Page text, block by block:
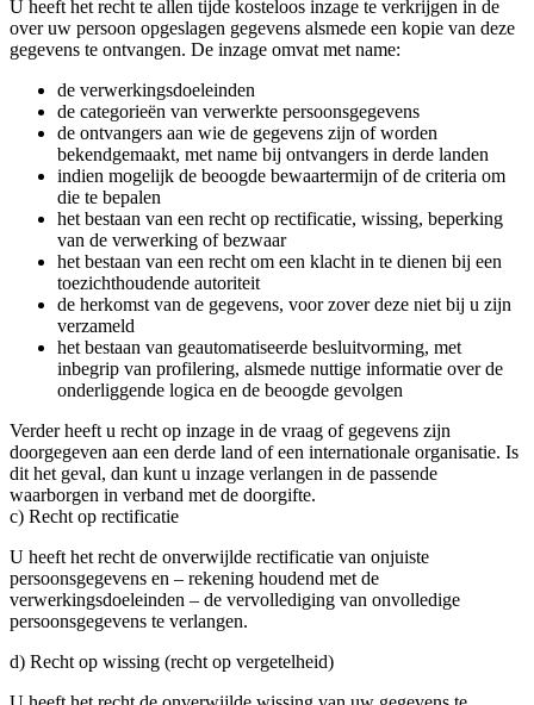
U heeft het recht te allen tijde kosteloos inzage te verkrijgen in de
over uw persoon opgeslagen gegevens alsmede een kopie van deze
gegevens te ontvangen. De inzage omvat met name:
de verwerkingsdoeleinden
de categorieën van verwerkte persoonsgegevens
de ontvangers aan wie de gegevens zijn of worden
bekendgemaakt, met name bij ontvangers in derde landen
indien mogelijk de beoogde bewaartermijn of de criteria om
die te bepalen
het bestaan van een recht op rectificatie, wissing, beperking
van de verwerking of bezwaar
het bestaan van een recht om een klacht in te dienen bij een
toezichthoudende autoriteit
de herkomst van de gegevens, voor zover deze niet bij u zijn
verzameld
het bestaan van geautomatiseerde besluitvorming, met
inbegrip van profilering, alsmede nuttige informatie over de
onderliggende logica en de beoogde gevolgen
Verder heeft u recht op inzage in de vraag of gegevens zijn
doorgegeven aan een derde land of een internationale organisatie. Is
dit het geval, dan kunt u inzage verlangen in de passende
waarborgen in verband met de doorgifte.
c) Recht op rectificatie
U heeft het recht de onverwijlde rectificatie van onjuiste
persoonsgegevens en – rekening houdend met de
verwerkingsdoeleinden – de vervollediging van onvolledige
persoonsgegevens te verlangen.
d) Recht op wissing (recht op vergetelheid)